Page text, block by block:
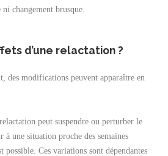
ni changement brusque.
d’une relactation ?
des modifications peuvent apparaître en
peut suspendre ou perturber le
une situation proche des semaines
possible. Ces variations sont dépendantes